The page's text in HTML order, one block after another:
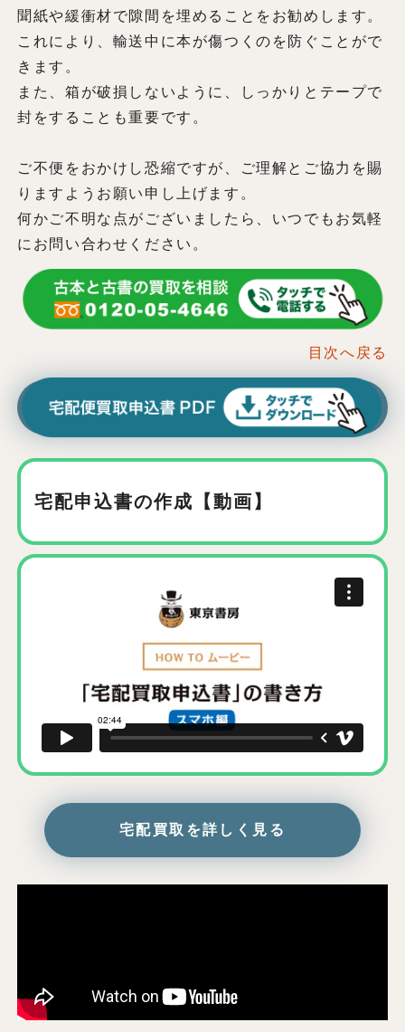
聞紙や緩衝材で隙間を埋めることをお勧めします。
これにより、輸送中に本が傷つくのを防ぐことがで
きます。
また、箱が破損しないように、しっかりとテープで
封をすることも重要です。
ご不便をおかけし恐縮ですが、ご理解とご協力を賜
りますようお願い申し上げます。
何かご不明な点がございましたら、いつでもお気軽
にお問い合わせください。
目次へ戻る
宅配申込書の作成【動画】
宅配買取を詳しく見る